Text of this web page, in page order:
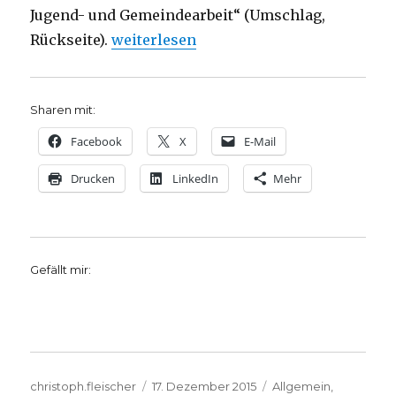
Jugend- und Gemeindearbeit“ (Umschlag,
Rückseite).„Mütterlicher Trost Gottes, Rezension
weiterlesen
Sharen mit:
Facebook X E-Mail
Drucken LinkedIn Mehr
Gefällt mir:
Autor
christoph.fleischer
Veröffentlicht
17. Dezember 2015 Kategorien
Allgemein